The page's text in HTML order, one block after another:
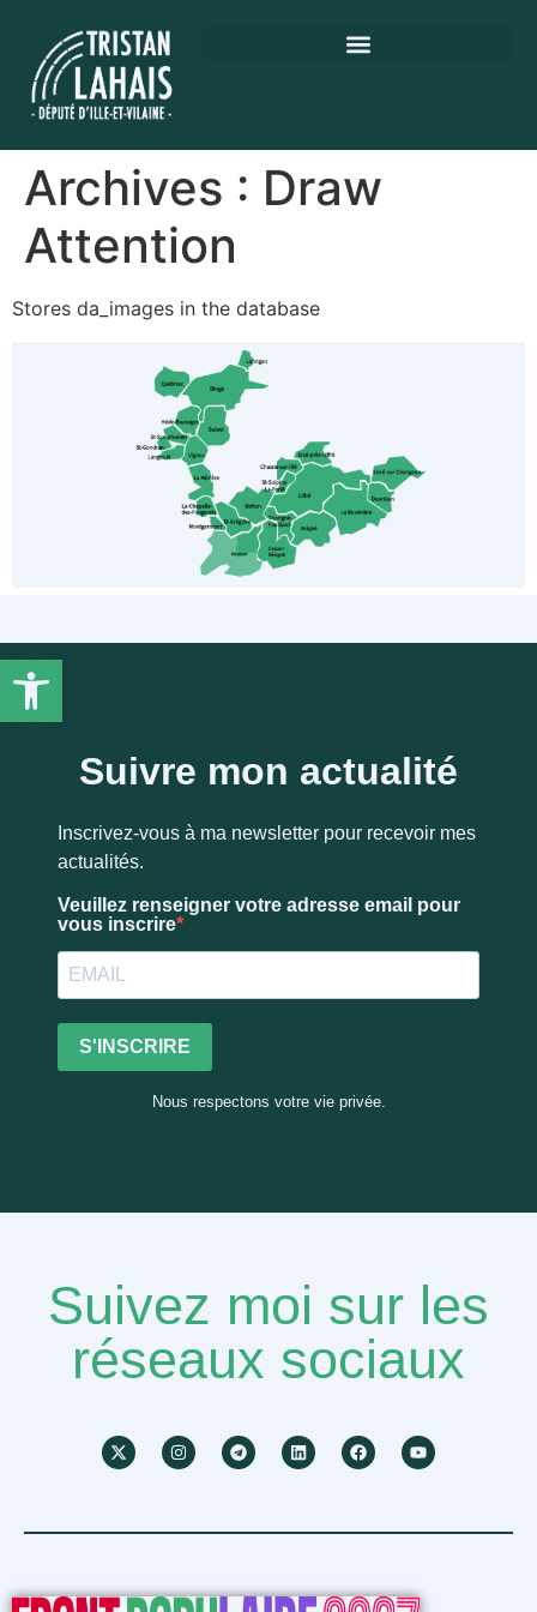
Ouvrir la barre d’outils
Archives : Draw
Attention
Stores da_images in the database
Suivre mon actualité
Inscrivez-vous à ma newsletter pour recevoir mes
actualités.
Veuillez renseigner votre adresse email pour
vous inscrire
S'INSCRIRE
Nous respectons votre vie privée.
Suivez moi sur les
réseaux sociaux